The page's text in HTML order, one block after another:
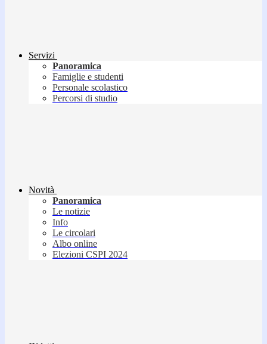
Servizi
Panoramica
Famiglie e studenti
Personale scolastico
Percorsi di studio
Novità
Panoramica
Le notizie
Info
Le circolari
Albo online
Elezioni CSPI 2024